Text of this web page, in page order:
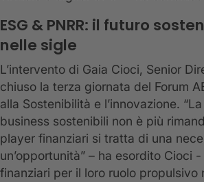
ESG & PNRR: il futuro
nelle sigle
L’intervento di Gaia Cioci, Senior
chiuso la terza giornata del Forum
alla Sostenibilità e l’innovazione.
business sostenibili non è più
player finanziari si tratta di una
un’opportunità” – ha esordito Cioci
finanziari per il loro ruolo propulsivo